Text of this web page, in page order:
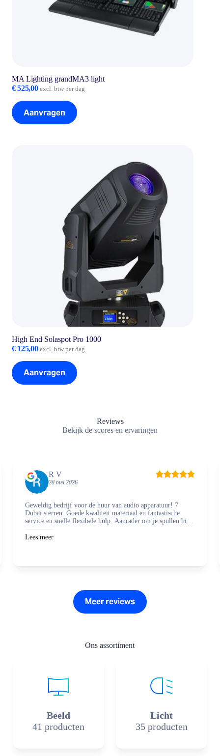
MA Lighting grandMA3 light
€525,00 excl. btw per dag
Aanvragen
High End Solaspot Pro 1000
€125,00 excl. btw per dag
Aanvragen
Reviews
Bekijk de scores en ervaringen
R V
28 mei 2026
Geweldig bedrijf voor de huur van audio apparatuur! 7
Dubai sterren. Goede kwaliteit materiaal en fantastische
service en snelle flexibele hulp. Aanrader om je spullen hier
Lees meer
Meer reviews
Ons assortiment
Beeld
41 producten
Licht
35 producten